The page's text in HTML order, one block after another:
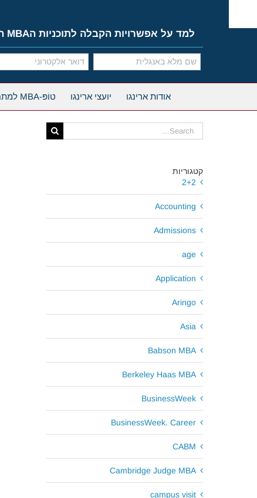
content
למד על אפשרויות הקבלה לתוכניות הMBA המובילות
אודות ארינגו יועצי ארינגו טוֹפּ-MBA למתחילים
Search
for:
קטגוריות
2+2
Accounting
Admissions
age
Application
Aringo
Asia
Babson MBA
Berkeley Haas MBA
BusinessWeek
BusinessWeek. Career
CABM
Cambridge Judge MBA
campus visit